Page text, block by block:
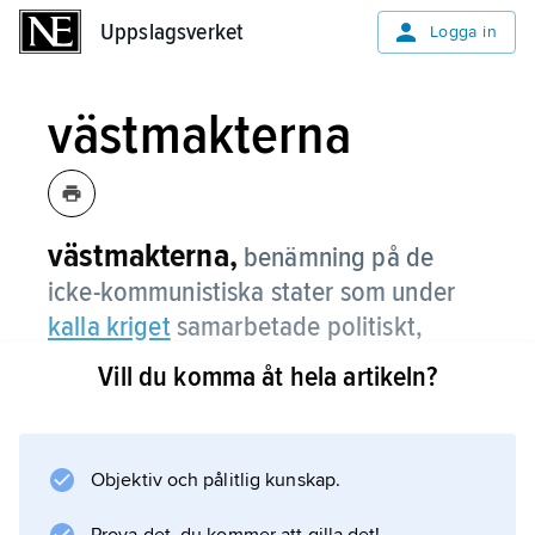
Uppslagsverket Logga in
västmakterna
västmakterna, benämning på de
icke-kommunistiska stater som under
kalla krigetsamarbetade politiskt,
ekonomiskt och militärt inom ramen för
organ som Nato, EG och G7.
internationella samarbetsformer är termen nu
Vill du komma åt hela artikeln?
Objektiv och pålitlig kunskap.